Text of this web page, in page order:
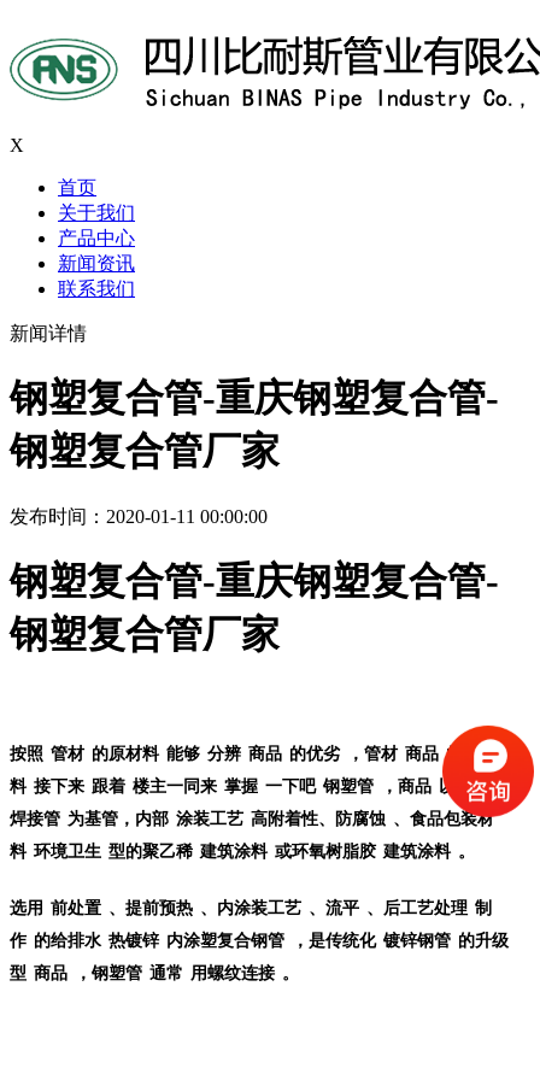
X
首页
关于我们
产品中心
新闻资讯
联系我们
新闻详情
钢塑复合管-重庆钢塑复合管-
钢塑复合管厂家
发布时间：2020-01-11 00:00:00
钢塑复合管-重庆钢塑复合管-
钢塑复合管厂家
按照 管材 的原材料 能够 分辨 商品 的优劣 ， 管材 商品 的
详细资
料 接下来 跟着 楼主一同来 掌握 一下吧 钢塑管 ， 商品 以 无缝管
、
焊接管 为基管， 内部 涂装工艺 高附着性、 防腐蚀 、 食品包装材
料 环境卫生 型的聚乙稀 建筑涂料 或环氧树脂胶 建筑涂料 。
选用 前处置 、 提前预热 、内涂装工艺 、 流平 、后工艺处理 制
作 的给排水 热镀锌 内涂塑复合钢管 ，是传统化 镀锌钢管 的升级
型 商品 ， 钢塑管 通常 用螺纹连接 。